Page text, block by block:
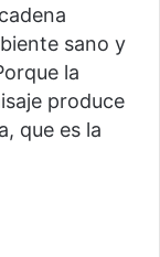
sano y
la
produce
que es la